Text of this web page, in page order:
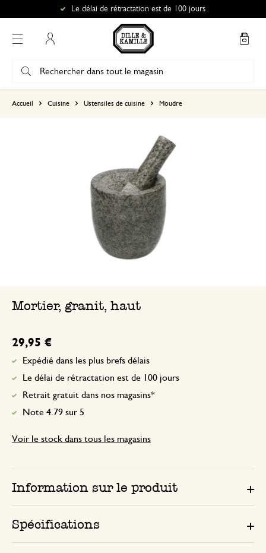
Le délai de rétractation est de 100 jours
Accueil Cuisine Ustensiles de cuisine Moudre
Mortier, granit, haut
29,95 €
Expédié dans les plus brefs délais
Le délai de rétractation est de 100 jours
Retrait gratuit dans nos magasins*
Note 4.79 sur 5
Voir le stock dans tous les magasins
Information sur le produit
Spécifications